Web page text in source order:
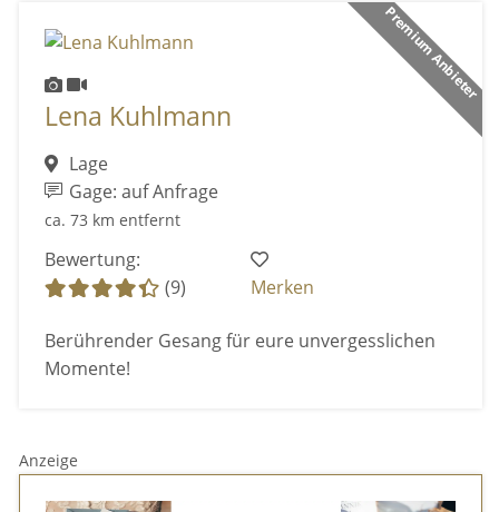
Premium Anbieter
Lena Kuhlmann
Lage
Gage: auf Anfrage
ca. 73 km entfernt
Bewertung:
(9)
Merken
Berührender Gesang für eure unvergesslichen
Momente!
Anzeige